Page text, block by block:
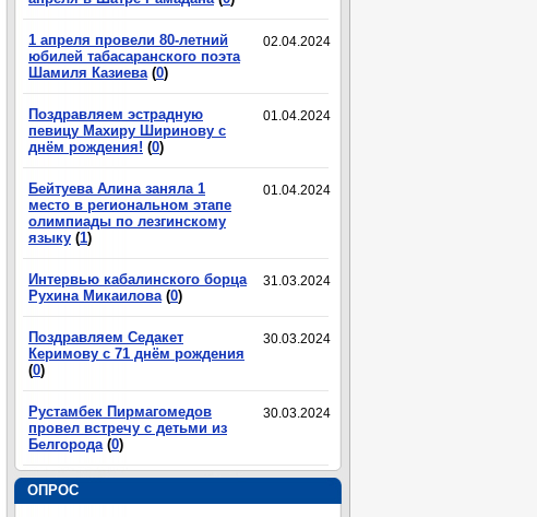
02.04.2024
1 апреля провели 80-летний
юбилей табасаранского поэта
Шамиля Казиева (0)
01.04.2024
Поздравляем эстрадную
певицу Махиру Ширинову с
днём рождения! (0)
01.04.2024
Бейтуева Алина заняла 1
место в региональном этапе
олимпиады по лезгинскому
языку (1)
31.03.2024
Интервью кабалинского борца
Рухина Микаилова (0)
30.03.2024
Поздравляем Седакет
Керимову с 71 днём рождения
(0)
30.03.2024
Рустамбек Пирмагомедов
провел встречу с детьми из
Белгорода (0)
ОПРОС